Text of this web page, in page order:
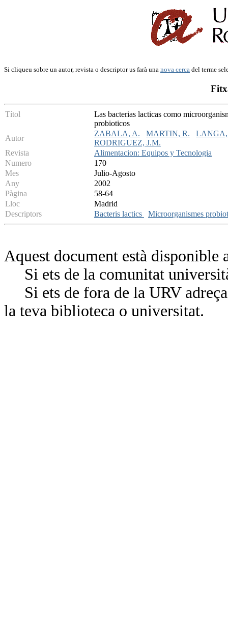
Si cliqueu sobre un autor, revista o descriptor us farà una nova cerca del terme
Títol
Las bacterias lacticas como
probioticos
Autor
ZABALA, A. MARTIN, R.
LANGA,
RODRIGUEZ, J.M.
Revista
Alimentacion: Equipos y Tecnologia
Numero
170
Mes
Julio-Agosto
Any
2002
Pàgina
58-64
Lloc
Madrid
Descriptors
Bacteris lactics Microorganismes
Aquest document està
Si ets de la comunitat
Si ets de fora de la URV
la teva biblioteca o universitat.